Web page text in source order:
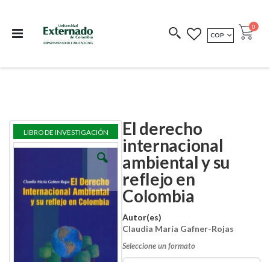
COEDICIONES REDIMIR CÓDIGO
MONEDA
COP Cart
0
El derecho
internacional
ambiental y su
reflejo en
Colombia
Autor(es)
Claudia María Gafner-Rojas
Seleccione un formato
Skip
the
images
gallery
Skip
the
images
gallery
LIBRO DE INVESTIGACIÓN